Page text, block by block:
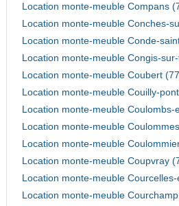
Location monte-meuble Compans
Location monte-meuble Conches-
Location monte-meuble Conde-
Location monte-meuble Congis-
Location monte-meuble Coubert
Location monte-meuble Couilly-
Location monte-meuble Coulombs-
Location monte-meuble
Location monte-meuble
Location monte-meuble Coupvray
Location monte-meuble
Location monte-meuble